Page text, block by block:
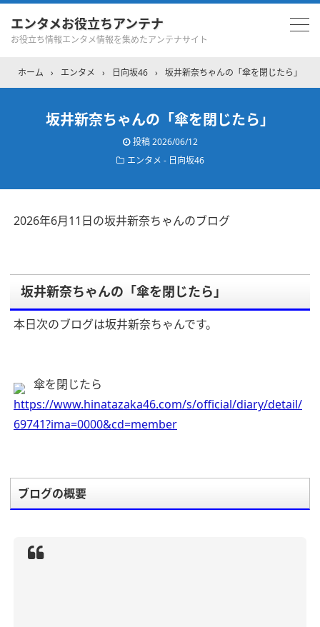
エンタメお役立ちアンテナ
お役立ち情報エンタメ情報を集めたアンテナサイト
ホーム › エンタメ › 日向坂46 › 坂井新奈ちゃんの「傘を閉じたら」
坂井新奈ちゃんの「傘を閉じたら」
投稿2026/06/12
エンタメ - 日向坂46
2026年6月11日の坂井新奈ちゃんのブログ
坂井新奈ちゃんの「傘を閉じたら」
本日次のブログは坂井新奈ちゃんです。
傘を閉じたら
https://www.hinatazaka46.com/s/official/diary/detail/
69741?ima=0000&cd=member
ブログの概要